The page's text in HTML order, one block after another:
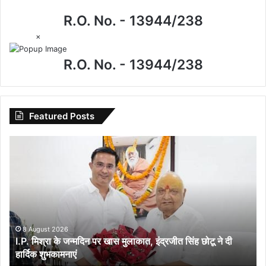
R.O. No. - 13944/238
×
R.O. No. - 13944/238
Featured Posts
मुलाकात,
इंद्रजीत
सिंह
छोटू
8 August 2026
I.P. मिश्रा के जन्मदिन पर खास मुलाकात, इंद्रजीत सिंह छोटू ने दी
हार्दिक शुभकामनाएं